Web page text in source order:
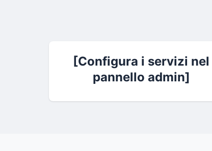
[Configura i servizi nel
pannello admin]